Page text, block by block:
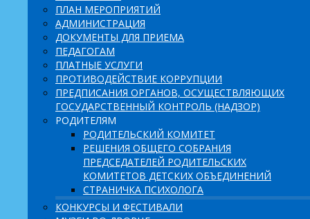
ПЛАН МЕРОПРИЯТИЙ
АДМИНИСТРАЦИЯ
ДОКУМЕНТЫ ДЛЯ ПРИЕМА
ПЕДАГОГАМ
ПЛАТНЫЕ УСЛУГИ
ПРОТИВОДЕЙСТВИЕ КОРРУПЦИИ
ПРЕДПИСАНИЯ ОРГАНОВ, ОСУЩЕСТВЛЯЮЩИХ
ГОСУДАРСТВЕННЫЙ КОНТРОЛЬ (НАДЗОР)
РОДИТЕЛЯМ
РОДИТЕЛЬСКИЙ КОМИТЕТ
РЕШЕНИЯ ОБЩЕГО СОБРАНИЯ
ПРЕДСЕДАТЕЛЕЙ РОДИТЕЛЬСКИХ
КОМИТЕТОВ ДЕТСКИХ ОБЪЕДИНЕНИЙ
СТРАНИЧКА ПСИХОЛОГА
КОНКУРСЫ И ФЕСТИВАЛИ